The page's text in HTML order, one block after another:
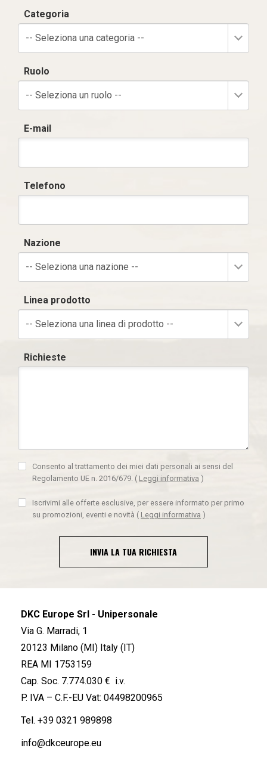
Categoria
-- Seleziona una categoria --
Ruolo
-- Seleziona un ruolo --
E-mail
Telefono
Nazione
-- Seleziona una nazione --
Linea prodotto
-- Seleziona una linea di prodotto --
Richieste
Consento al trattamento dei miei dati personali ai sensi del
Regolamento UE n. 2016/679. ( Leggi informativa )
Iscrivimi alle offerte esclusive, per essere informato per primo
su promozioni, eventi e novità ( Leggi informativa )
INVIA LA TUA RICHIESTA
DKC Europe Srl - Unipersonale
Via G. Marradi, 1
20123 Milano (MI) Italy (IT)
REA MI 1753159
Cap. Soc. 7.774.030 € i.v.
P. IVA – C.F.-EU Vat: 04498200965
Tel. +39 0321 989898
info@dkceurope.eu